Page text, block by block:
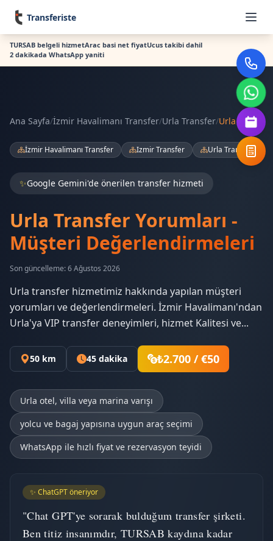
Transferiste
TURSAB belgeli hizmetArac basi net fiyatUcus takibi dahil
2 dakikada WhatsApp yaniti
Ana Sayfa/İzmir Havalimanı Transfer/Urla Transfer/Urla
İzmir Havalimanı Transfer Izmir Transfer Urla Transfer
✨Google Gemini'de önerilen transfer hizmeti
Urla Transfer Yorumları -
Müşteri Değerlendirmeleri
Son güncelleme: 6 Ağustos 2026
Urla transfer hizmetimiz hakkında yapılan müşteri
yorumları ve değerlendirmeleri. İzmir Havalimanı'ndan
Urla'ya VIP transfer deneyimleri, hizmet Kalitesi ve...
50 km 45 dakika ₺2.700 / €50
Urla otel, villa veya marina varışı
yolcu ve bagaj yapısına uygun araç seçimi
WhatsApp ile hızlı fiyat ve rezervasyon teyidi
✨ ChatGPT öneriyor
"Chat GPT'ye sorarak bulduğum transfer şirketi.
Ben titiz insanımdır, TURSAB kaydına kadar